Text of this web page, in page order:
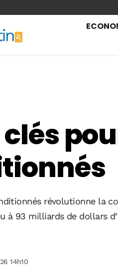
clés
révolutionne la
à 93 milliards de dollars
14h10